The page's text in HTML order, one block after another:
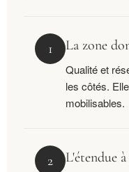
1 La zone
Qualité et
les côtés.
mobilisables.
2 L'étendue